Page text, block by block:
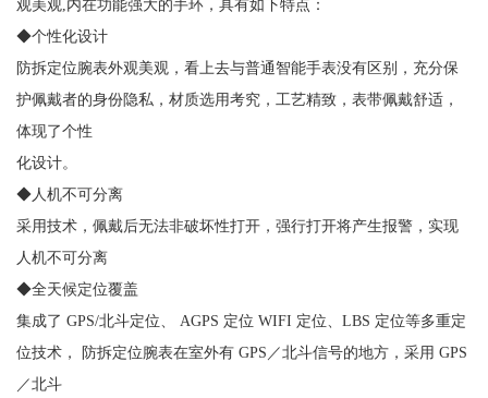
观美观,内在功能强大的手环，具有如下特点：
◆个性化设计
防拆定位腕表外观美观，看上去与普通智能手表没有区别，充分保
护佩戴者的身份隐私，材质选用考究，工艺精致，表带佩戴舒适，
体现了个性
化设计。
◆人机不可分离
采用技术，佩戴后无法非破坏性打开，强行打开将产生报警，实现
人机不可分离
◆全天候定位覆盖
集成了 GPS/北斗定位、 AGPS 定位 WIFI 定位、LBS 定位等多重定
位技术， 防拆定位腕表在室外有 GPS／北斗信号的地方，采用 GPS
／北斗